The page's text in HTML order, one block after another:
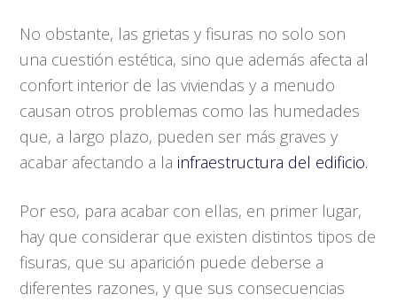
No obstante, las grietas y fisuras no solo son
una cuestión estética, sino que además afecta al
confort interior de las viviendas y a menudo
causan otros problemas como las humedades
que, a largo plazo, pueden ser más graves y
acabar afectando a la infraestructura del edificio.
Por eso, para acabar con ellas, en primer lugar,
hay que considerar que existen distintos tipos de
fisuras, que su aparición puede deberse a
diferentes razones, y que sus consecuencias